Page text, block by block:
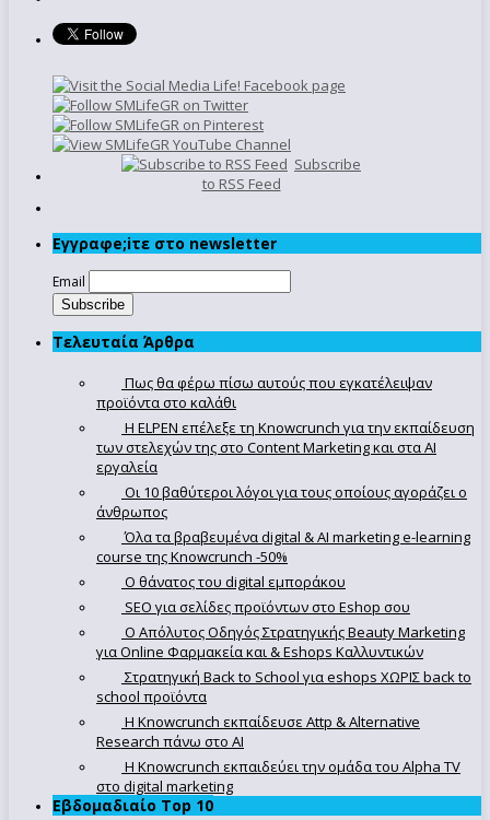
Subscribe
to RSS Feed
Εγγραφe;iτε στο newsletter
Email
Τελευταία Άρθρα
Πως θα φέρω πίσω αυτούς που εγκατέλειψαν
προϊόντα στο καλάθι
Η ELPEN επέλεξε τη Knowcrunch για την εκπαίδευση
των στελεχών της στο Content Marketing και στα AI
εργαλεία
Οι 10 βαθύτεροι λόγοι για τους οποίους αγοράζει ο
άνθρωπος
Όλα τα βραβευμένα digital & AI marketing e-learning
course της Knowcrunch -50%
Ο θάνατος του digital εμποράκου
SEO για σελίδες προϊόντων στο Eshop σου
Ο Απόλυτoς Οδηγός Στρατηγικής Beauty Marketing
για Online Φαρμακεία και & Eshops Καλλυντικών
Στρατηγική Back to School για eshops ΧΩΡΙΣ back to
school προϊόντα
Η Knowcrunch εκπαίδευσε Attp & Alternative
Research πάνω στο ΑΙ
Η Knowcrunch εκπαιδεύει την ομάδα του Alpha TV
στο digital marketing
Εβδομαδιαίο Top 10